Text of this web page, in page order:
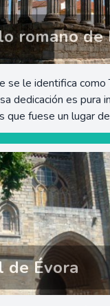
romano de
se le identifica como
dedicación es pura
que fuese un lugar
de Évora